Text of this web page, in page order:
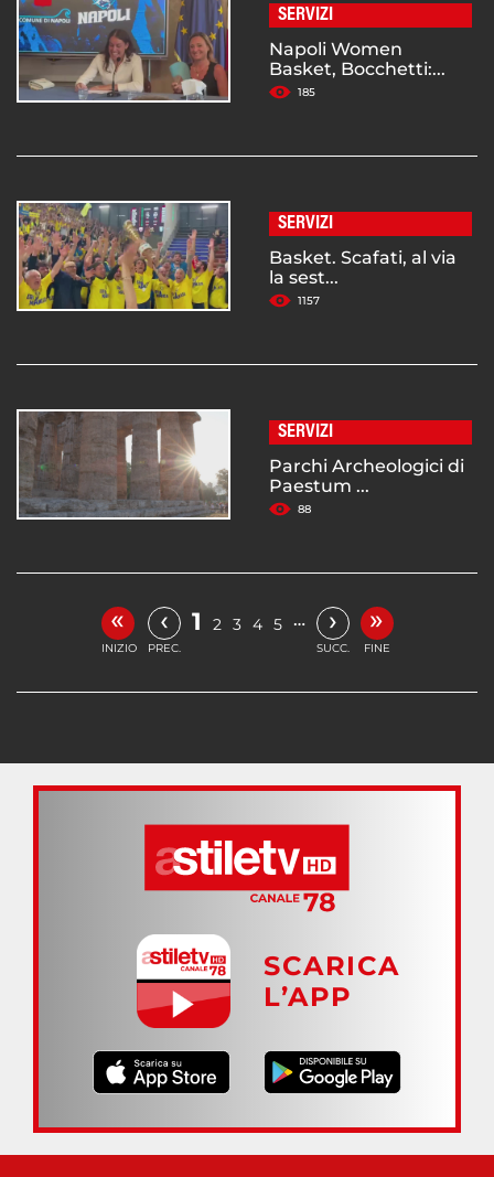
SERVIZI
Napoli Women
Basket, Bocchetti:...
185
SERVIZI
Basket. Scafati, al via
la sest...
1157
SERVIZI
Parchi Archeologici di
Paestum ...
88
«
INIZIO
‹
PREC.
1 2 3 4 5 … ›
SUCC.
»
FINE
SCARICA
L’APP